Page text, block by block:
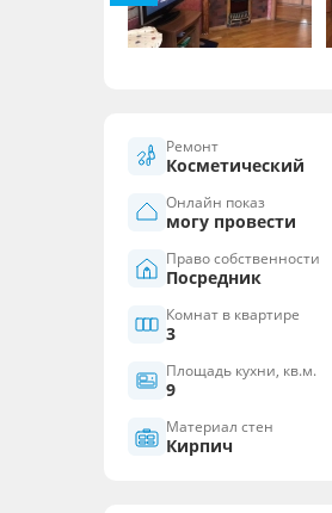
Ремонт
Косметический
Онлайн показ
могу провести
Право собственности
Посредник
Комнат в квартире
3
Площадь кухни, кв.м.
9
Материал стен
Кирпич